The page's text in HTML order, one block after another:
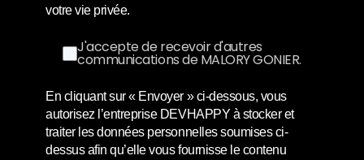
votre vie privée.
J'accepte de recevoir d'autres
communications de MALORY GONIER.
En cliquant sur « Envoyer » ci-dessous, vous
autorisez l’entreprise DEVHAPPY à stocker et
traiter les données personnelles soumises ci-
dessus afin qu’elle vous fournisse le contenu